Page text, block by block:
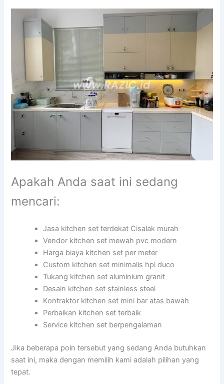
Apakah Anda saat ini sedang
mencari:
Jasa kitchen set terdekat Cisalak murah
Vendor kitchen set mewah pvc modern
Harga biaya kitchen set per meter
Custom kitchen set minimalis hpl duco
Tukang kitchen set aluminium granit
Desain kitchen set stainless steel
Kontraktor kitchen set mini bar atas bawah
Perbaikan kitchen set terbaik
Service kitchen set berpengalaman
Jika beberapa poin tersebut yang sedang Anda butuhkan
saat ini, maka dengan memilih kami adalah pilihan yang
tepat.